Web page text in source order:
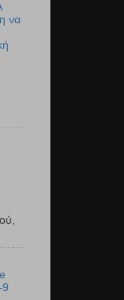
να